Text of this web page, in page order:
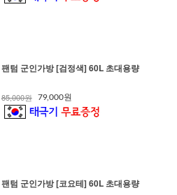
팬텀 군인가방 [검정색] 60L 초대용량
85,000원 79,000원
팬텀 군인가방 [코요테] 60L 초대용량